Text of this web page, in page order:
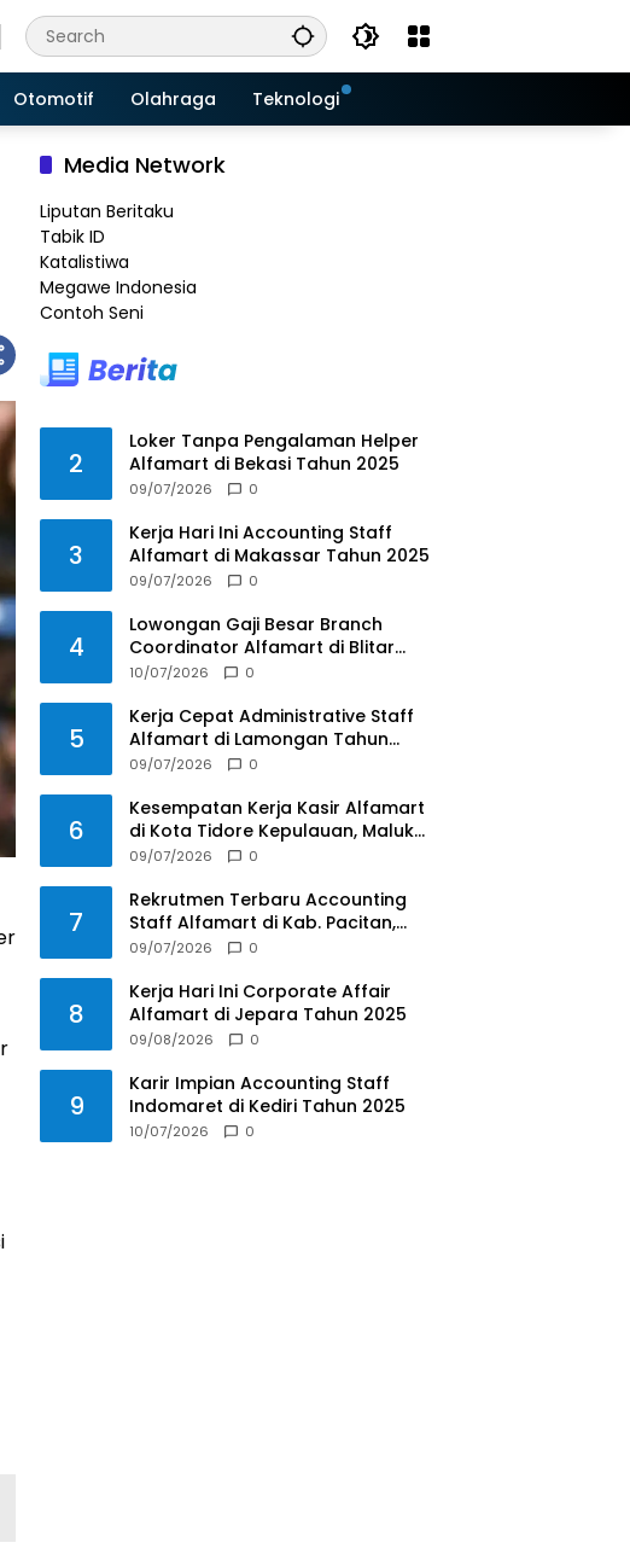
Otomotif Olahraga Teknologi
Media Network
Liputan Beritaku
Tabik ID
Katalistiwa
Megawe Indonesia
Contoh Seni
2
Loker Tanpa Pengalaman Helper
Alfamart di Bekasi Tahun 2025
09/07/2026 0
3
Kerja Hari Ini Accounting Staff
Alfamart di Makassar Tahun 2025
09/07/2026 0
4
Lowongan Gaji Besar Branch
Coordinator Alfamart di Blitar
Tahun 2025
10/07/2026 0
5
Kerja Cepat Administrative Staff
Alfamart di Lamongan Tahun
2025
09/07/2026 0
6
Kesempatan Kerja Kasir Alfamart
di Kota Tidore Kepulauan, Maluku
Utara Tahun 2025
09/07/2026 0
7
Rekrutmen Terbaru Accounting
Staff Alfamart di Kab. Pacitan,
Jawa Timur Tahun 2025
09/07/2026 0
8
Kerja Hari Ini Corporate Affair
Alfamart di Jepara Tahun 2025
09/08/2026 0
9
Karir Impian Accounting Staff
Indomaret di Kediri Tahun 2025
10/07/2026 0